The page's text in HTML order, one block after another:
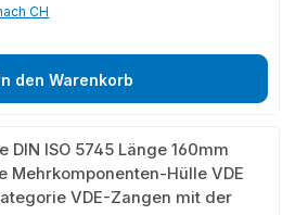
CH
den Warenkorb